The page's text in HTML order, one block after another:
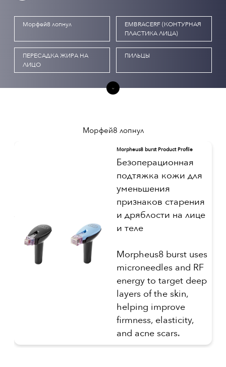
Морфей8 лопнул
EMBRACERF (КОНТУРНАЯ
ПЛАСТИКА ЛИЦА)
ПЕРЕСАДКА ЖИРА НА
ЛИЦО
ПИЛЬЦЫ
Морфей8 лопнул
Morpheus8 burst Product Profile
Безоперационная
подтяжка кожи для
уменьшения
признаков старения
и дряблости на лице
и теле
Morpheus8 burst uses
microneedles and RF
energy to target deep
layers of the skin,
helping improve
firmness, elasticity,
and acne scars.